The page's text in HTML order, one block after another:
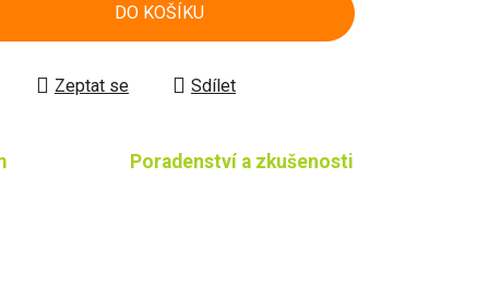
DO KOŠÍKU
Zeptat se Sdílet
Poradenství a zkušenosti